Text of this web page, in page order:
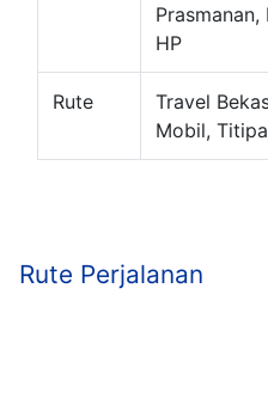
HP
Rute
Travel
Mobil,
Rute Perjalanan